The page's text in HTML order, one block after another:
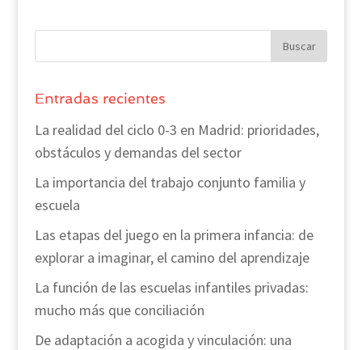
Entradas recientes
La realidad del ciclo 0-3 en Madrid: prioridades,
obstáculos y demandas del sector
La importancia del trabajo conjunto familia y
escuela
Las etapas del juego en la primera infancia: de
explorar a imaginar, el camino del aprendizaje
La función de las escuelas infantiles privadas:
mucho más que conciliación
De adaptación a acogida y vinculación: una